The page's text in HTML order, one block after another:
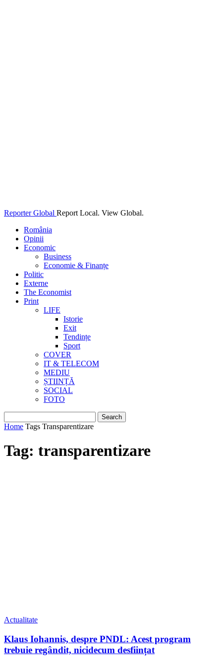
Reporter Global Report Local. View Global.
România
Opinii
Economic
Business
Economie & Finanțe
Politic
Externe
The Economist
Print
LIFE
Istorie
Exit
Tendințe
Sport
COVER
IT & TELECOM
MEDIU
ȘTIINȚĂ
SOCIAL
FOTO
Home Tags Transparentizare
Tag: transparentizare
Actualitate
Klaus Iohannis, despre PNDL: Acest program
trebuie regândit, nicidecum desființat